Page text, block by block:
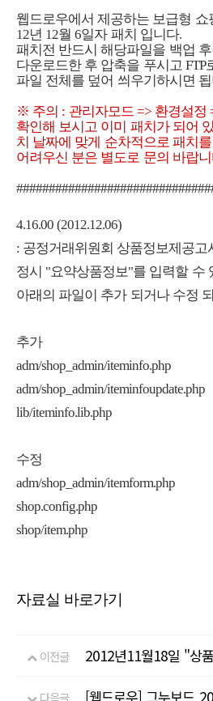
웹드로우에서 제공하는 보급형 쇼
12년 12월 6일자 패치 입니다.
패치전 반드시 해당파일을 백업
다운로드한 후 압축을 푸시고 FTP
파일 전체를 덮어 씌우기하시면
※ 주의 : 관리자모드 => 환경설정
확인해 보시고 이미 패치가 되어
치 날짜에 맞게 순차적으로 패치
어려우신 분은 별도로 문의 바랍니
4.16.00 (2012.12.06)
: 공정거래위원회 상품정보제공
정시 "요약상품정보"를 입력할 수
아래의 파일이 추가 되거나 수정
추가
adm/shop_admin/iteminfo.php
adm/shop_admin/iteminfoupdate.php
lib/iteminfo.lib.php
수정
adm/shop_admin/itemform.php
shop.config.php
shop/item.php
자료실 바로가기
이전글 2012년11월18일 "상
다음글
[웹드로우] 그누보드